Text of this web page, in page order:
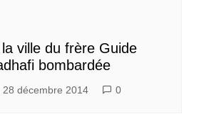
ville du frère Guide
bombardée
28 décembre 2014 0